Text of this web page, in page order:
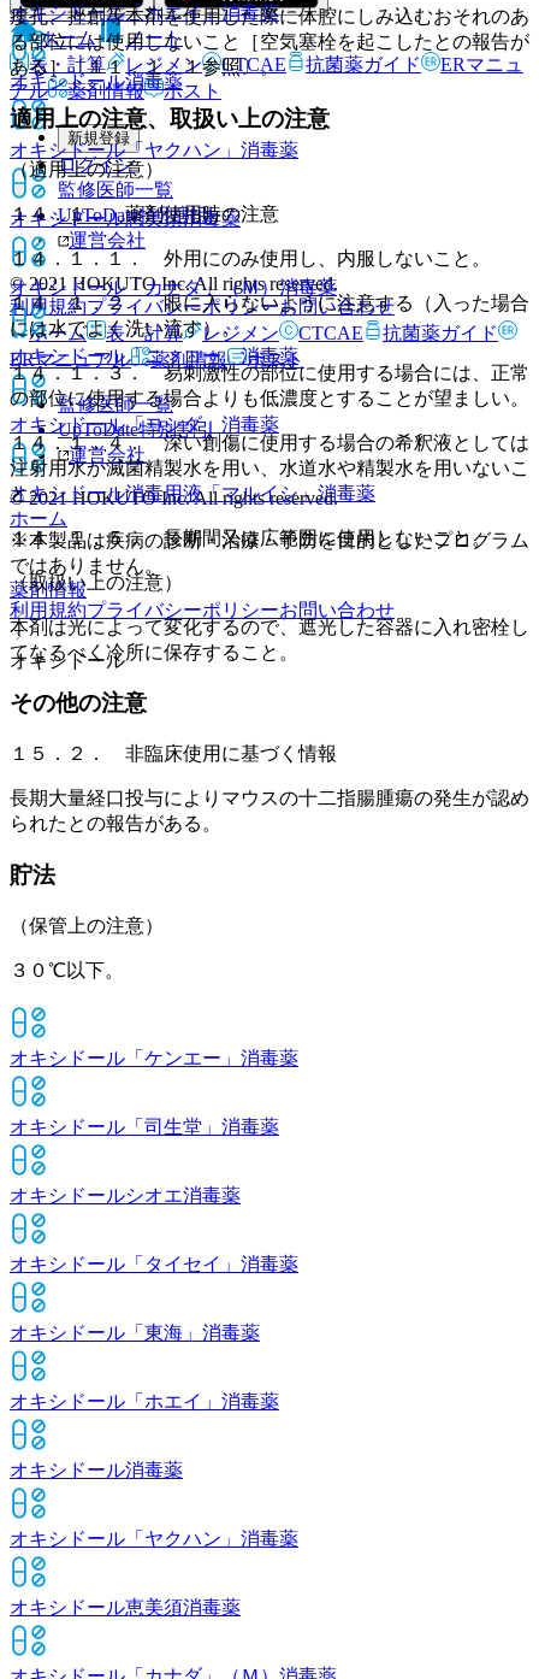
オキシドール「ホエイ」消毒薬
オキシドール消毒薬
オキシドール「ヤクハン」 消毒薬
オキシドール恵美須消毒薬
オキシドール「カナダ」（Ｍ）消毒薬
オキシドール「ニッコー」消毒薬
オキシドール「ヨシダ」 消毒薬
オキシドール消毒用液「マルイシ」消毒薬
ホーム
薬剤情報
オキシドール
瘻孔、挫創等本剤を使用した際に体腔にしみ込むおそれのあ
る部位には使用しないこと［空気塞栓を起こしたとの報告が
ある］〔１１．１．１参照〕。
適用上の注意、取扱い上の注意
（適用上の注意）
１４．１． 薬剤使用時の注意
１４．１．１． 外用にのみ使用し、内服しないこと。
１４．１．２． 眼に入らないように注意する（入った場合
には水でよく洗い流す）。
１４．１．３． 易刺激性の部位に使用する場合には、正常
の部位に使用する場合よりも低濃度とすることが望ましい。
１４．１．４． 深い創傷に使用する場合の希釈液としては
注射用水か滅菌精製水を用い、水道水や精製水を用いないこ
と。
１４．１．５． 長期間又は広範囲に使用しないこと。
（取扱い上の注意）
本剤は光によって変化するので、遮光した容器に入れ密栓し
てなるべく冷所に保存すること。
その他の注意
１５．２． 非臨床使用に基づく情報
長期大量経口投与によりマウスの十二指腸腫瘍の発生が認め
られたとの報告がある。
貯法
（保管上の注意）
３０℃以下。
オキシドール「ケンエー」 消毒薬
オキシドール「司生堂」 消毒薬
オキシドールシオエ消毒薬
オキシドール「タイセイ」 消毒薬
オキシドール「東海」 消毒薬
オキシドール「ホエイ」 消毒薬
オキシドール消毒薬
オキシドール「ヤクハン」 消毒薬
オキシドール恵美須消毒薬
ホーム
ノート
表・計算
レジメン CTCAE 抗菌薬ガイド
ERマニュ
アル
薬剤情報 ポスト
新規登録
ログイン
監修医師一覧
UpToDate特別割引
運営会社
© 2021 HOKUTO Inc. All rights reserved.
利用規約プライバシーポリシーお問い合わせ
ホーム
表・計算 レジメン CTCAE
抗菌薬ガイド
ERマニュアル
薬剤情報 ポスト
監修医師一覧
UpToDate特別割引
運営会社
© 2021 HOKUTO Inc. All rights reserved.
※本製品は疾病の診断・治療・予防を目的としたプログラム
ではありません。
利用規約プライバシーポリシーお問い合わせ